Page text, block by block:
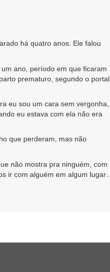
há quatro anos. Ele falou
ano, período em que ficaram
prematuro, segundo o portal
eu sou um cara sem vergonha,
eu estava com ela não era
que perderam, mas não
não mostra pra ninguém, com
ir com alguém em algum lugar…